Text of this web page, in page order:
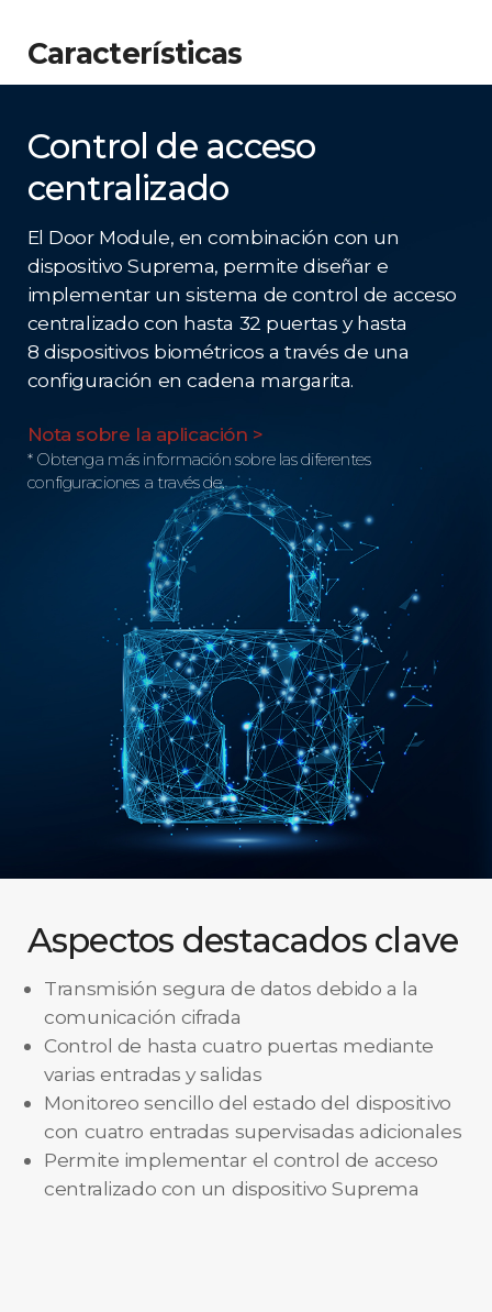
Características
Control de acceso
centralizado
El Door Module, en combinación con un
dispositivo Suprema, permite diseñar e
implementar un sistema de control de acceso
centralizado con hasta 32 puertas y hasta
8 dispositivos biométricos a través de una
configuración en cadena margarita.
Nota sobre la aplicación >
* Obtenga más información sobre las diferentes
configuraciones a través de.
Aspectos destacados clave
Transmisión segura de datos debido a la
comunicación cifrada
Control de hasta cuatro puertas mediante
varias entradas y salidas
Monitoreo sencillo del estado del dispositivo
con cuatro entradas supervisadas adicionales
Permite implementar el control de acceso
centralizado con un dispositivo Suprema